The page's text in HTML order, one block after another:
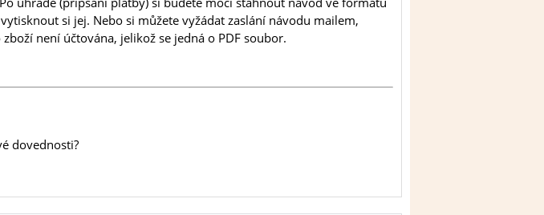
si jej. Nebo si můžete vyžádat zaslání návodu mailem,
není účtována, jelikož se jedná o PDF soubor.
dovednosti?